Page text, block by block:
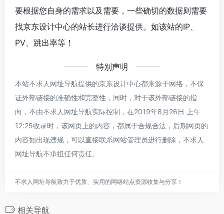
要根据您自身的需求以及需要，一些确切的数据则需要
找京东设计中心的站长进行洽谈提供。如该站的IP、
PV、跳出率等！
特别声明
本站不求人网址导航提供的京东设计中心都来源于网络，不保
证外部链接的准确性和完整性，同时，对于该外部链接的指
向，不由不求人网址导航实际控制，在2019年8月26日 上午
12:25收录时，该网页上的内容，都属于合规合法，后期网页的
内容如出现违规，可以直接联系网站管理员进行删除，不求人
网址导航不承担任何责任。
不求人网址导航致力于优质、实用的网络站点资源收集与分享！
相关导航